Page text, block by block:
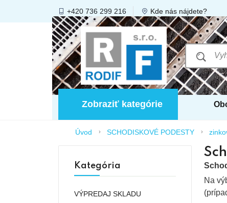
+420 736 299 216 Kde nás nájdete?
Zobraziť kategórie
Úvod SCHODISKOVÉ PODESTY
Na
Kategória
VÝPREDAJ SKLADU